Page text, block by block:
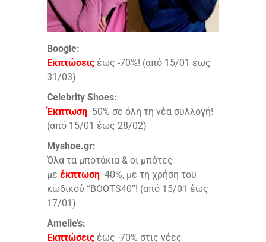
Boogie:
Εκπτώσεις έως -70%! (από 15/01 έως
31/03)
Celebrity Shoes:
Έκπτωση -50% σε όλη τη νέα συλλογή!
(από 15/01 έως 28/02)
Myshoe.gr:
Όλα τα μποτάκια & οι μπότες
με έκπτωση -40%, με τη χρήση του
κωδικού “BOOTS40”! (από 15/01 έως
17/01)
Amelie’s:
Εκπτώσεις έως -70% στις νέες